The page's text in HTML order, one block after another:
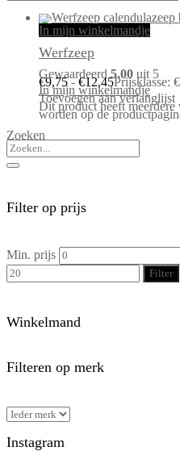
In mijn winkelmandje
Werfzeep
Gewaardeerd 5.00 uit 5
€9,75 - €12,45Prijsklasse:
In mijn winkelmandje
Toevoegen aan verlanglijst
Dit product heeft meerdere
worden op de
Zoeken
Filter op prijs
Min. prijs
Filter
Winkelmand
Filteren op merk
Instagram